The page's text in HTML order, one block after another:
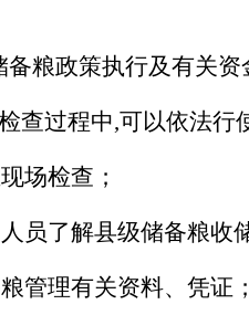
粮政策执行及有关
查过程中,可以依法行
场检查；
员了解县级储备粮收
管理有关资料、凭证